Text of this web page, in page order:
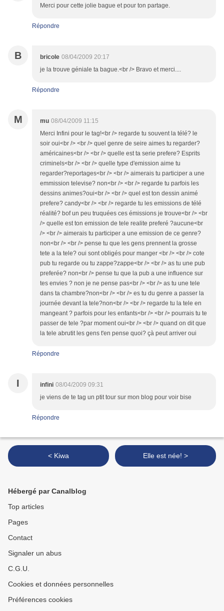
Merci pour cette jolie bague et pour ton partage.
Répondre
B bricole 08/04/2009 20:17
je la trouve géniale ta bague.<br /> Bravo et merci....
Répondre
M mu 08/04/2009 11:15
Merci Infini pour le tag!<br /> regarde tu souvent la télé? le
soir oui<br /> <br /> quel genre de seire aimes tu regarder?
américaines<br /> <br /> quelle est ta serie prefere? Esprits
criminels<br /> <br /> quelle type d'emission aime tu
regarder?reportages<br /> <br /> aimerais tu participer a une
emmission televise? non<br /> <br /> regarde tu parfois les
dessins animes?oui<br /> <br /> quel est ton dessin animé
prefere? candy<br /> <br /> regarde tu les emissions de télé
réalité? bof un peu truquées ces émissions je trouve<br /> <br
/> quelle est ton emission de tele realite preferé ?aucune<br
/> <br /> aimerais tu participer a une emission de ce genre?
non<br /> <br /> pense tu que les gens prennent la grosse
tete a la tele? oui sont obligés pour manger <br /> <br /> cote
pub tu regarde ou tu zappe?zappe<br /> <br /> as tu une pub
preferée? non<br /> pense tu que la pub a une influence sur
tes envies ? non je ne pense pas<br /> <br /> as tu une tele
dans ta chambre?non<br /> <br /> es tu du genre a passer la
journée devant la tele?non<br /> <br /> regarde tu la tele en
mangeant ? parfois pour les enfants<br /> <br /> pourrais tu te
passer de tele ?par moment oui<br /> <br /> quand on dit que
la tele abrutit les gens t'en pense quoi? çà peut arriver oui
Répondre
I infini 08/04/2009 09:31
je viens de te tag un ptit tour sur mon blog pour voir bise
Répondre
< Kiwa Elle est née! >
Hébergé par Canalblog
Top articles
Pages
Contact
Signaler un abus
C.G.U.
Cookies et données personnelles
Préférences cookies